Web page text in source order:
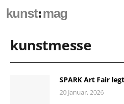
kunst:mag
kunstmesse
SPARK Art Fair
20 Januar, 2026